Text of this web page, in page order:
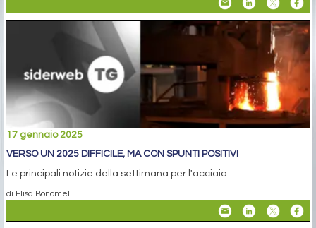
17 gennaio 2025
VERSO UN 2025 DIFFICILE, MA CON SPUNTI POSITIVI
Le principali notizie della settimana per l'acciaio
di Elisa Bonomelli